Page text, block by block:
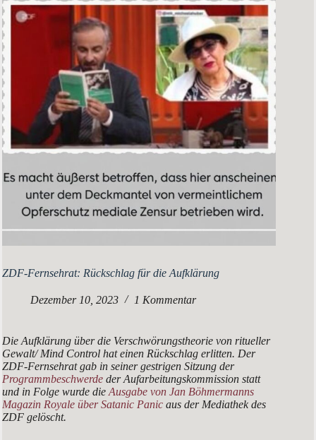
ZDF-Fernsehrat: Rückschlag für die Aufklärung
Dezember 10, 2023 1 Kommentar
Die Aufklärung über die Verschwörungstheorie von ritueller
Gewalt/ Mind Control hat einen Rückschlag erlitten. Der
ZDF-Fernsehrat gab in seiner gestrigen Sitzung der
Programmbeschwerde der Aufarbeitungskommission statt
und in Folge wurde die Ausgabe von Jan Böhmermanns
Magazin Royale über Satanic Panic aus der Mediathek des
ZDF gelöscht.